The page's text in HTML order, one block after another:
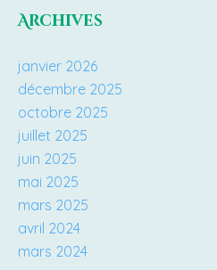
Archives
janvier 2026
décembre 2025
octobre 2025
juillet 2025
juin 2025
mai 2025
mars 2025
avril 2024
mars 2024